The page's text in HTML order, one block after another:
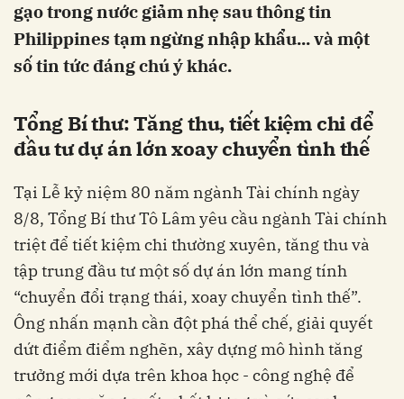
gạo trong nước giảm nhẹ sau thông tin
Philippines tạm ngừng nhập khẩu... và một
số tin tức đáng chú ý khác.
Tổng Bí thư: Tăng thu, tiết kiệm chi để
đầu tư dự án lớn xoay chuyển tình thế
Tại Lễ kỷ niệm 80 năm ngành Tài chính ngày
8/8, Tổng Bí thư Tô Lâm yêu cầu ngành Tài chính
triệt để tiết kiệm chi thường xuyên, tăng thu và
tập trung đầu tư một số dự án lớn mang tính
“chuyển đổi trạng thái, xoay chuyển tình thế”.
Ông nhấn mạnh cần đột phá thể chế, giải quyết
dứt điểm điểm nghẽn, xây dựng mô hình tăng
trưởng mới dựa trên khoa học - công nghệ để